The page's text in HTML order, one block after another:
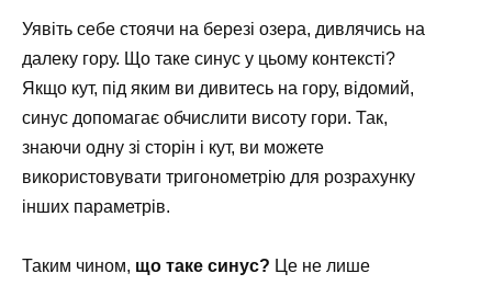
Уявіть себе стоячи на березі озера, дивлячись на
далеку гору. Що таке синус у цьому контексті?
Якщо кут, під яким ви дивитесь на гору, відомий,
синус допомагає обчислити висоту гори. Так,
знаючи одну зі сторін і кут, ви можете
використовувати тригонометрію для розрахунку
інших параметрів.
Таким чином, що таке синус? Це не лише